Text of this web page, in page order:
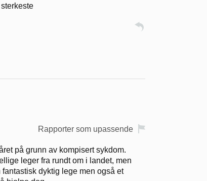
Rapporter som upassende
på grunn av kompisert sykdom.
leger fra rundt om i landet, men
dyktig lege men også et